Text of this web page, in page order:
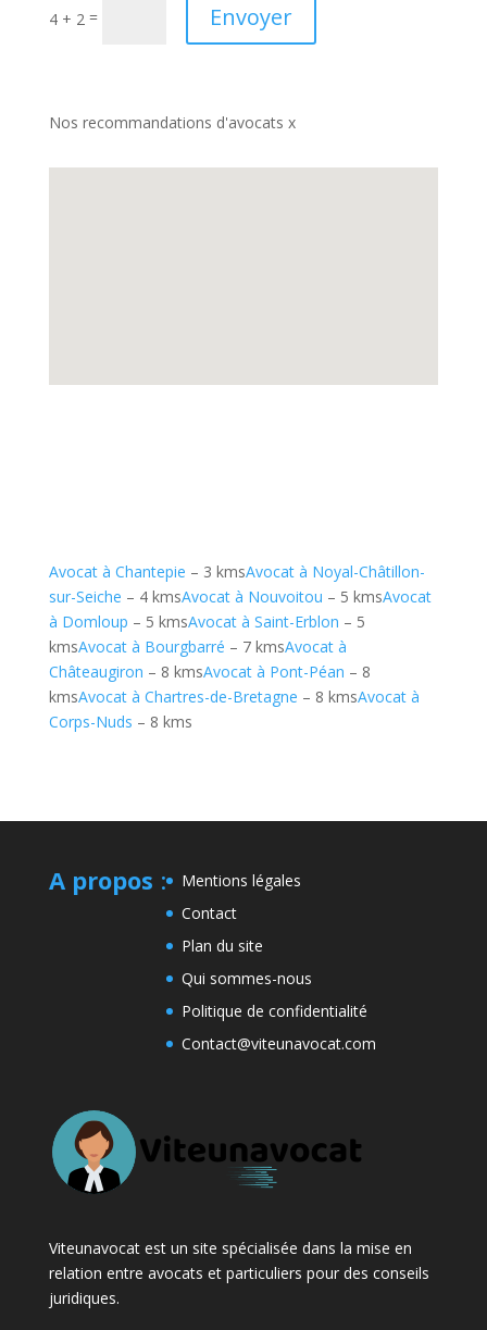
4 + 2 = Envoyer
Nos recommandations d'avocats x
Avocat à Chantepie – 3 kmsAvocat à Noyal-Châtillon-
sur-Seiche – 4 kmsAvocat à Nouvoitou – 5 kmsAvocat
à Domloup – 5 kmsAvocat à Saint-Erblon – 5
kmsAvocat à Bourgbarré – 7 kmsAvocat à
Châteaugiron – 8 kmsAvocat à Pont-Péan – 8
kmsAvocat à Chartres-de-Bretagne – 8 kmsAvocat à
Corps-Nuds – 8 kms
A propos :
Mentions légales
Contact
Plan du site
Qui sommes-nous
Politique de confidentialité
Contact@viteunavocat.com
Viteunavocat est un site spécialisée dans la mise en
relation entre avocats et particuliers pour des conseils
juridiques.